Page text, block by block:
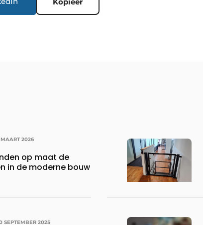
2026
op maat de
in de moderne bouw
SEPTEMBER 2025